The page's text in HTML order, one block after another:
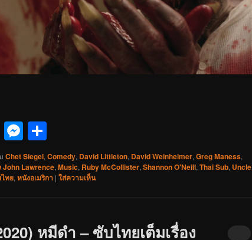
Threads
Messenger
Chet Siegel, Comedy, David Littleton, David Weinheimer, Greg Maness,
John Lawrence, Music, Ruby McCollister, Shannon O'Neill, Thai Sub, Uncle
ทย, หนังอเมริกา | ใส่ความเห็น
หมีดำ – ซับไทยเต็มเรื่อง